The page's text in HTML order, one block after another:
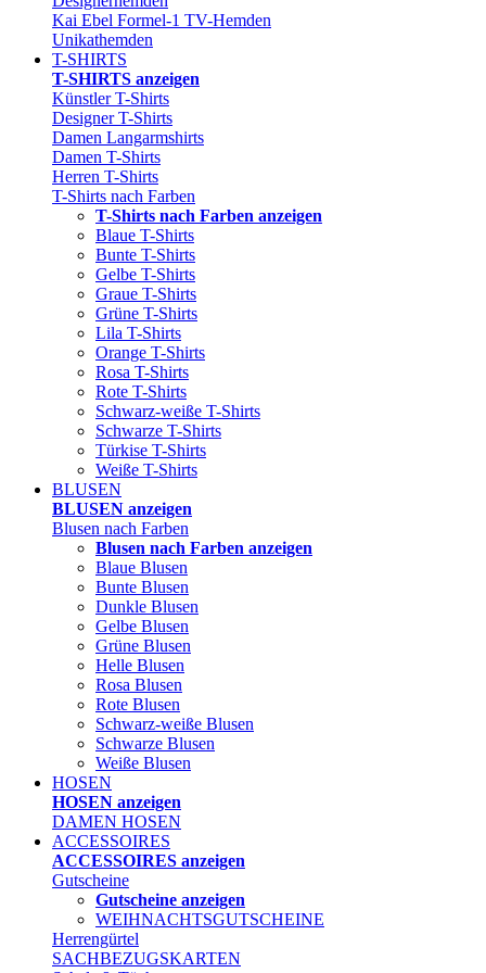
Kai Ebel Formel-1 TV-Hemden
Unikathemden
T-SHIRTS
T-SHIRTS anzeigen
Künstler T-Shirts
Designer T-Shirts
Damen Langarmshirts
Damen T-Shirts
Herren T-Shirts
T-Shirts nach Farben
T-Shirts nach Farben anzeigen
Blaue T-Shirts
Bunte T-Shirts
Gelbe T-Shirts
Graue T-Shirts
Grüne T-Shirts
Lila T-Shirts
Orange T-Shirts
Rosa T-Shirts
Rote T-Shirts
Schwarz-weiße T-Shirts
Schwarze T-Shirts
Türkise T-Shirts
Weiße T-Shirts
BLUSEN
BLUSEN anzeigen
Blusen nach Farben
Blusen nach Farben anzeigen
Blaue Blusen
Bunte Blusen
Dunkle Blusen
Gelbe Blusen
Grüne Blusen
Helle Blusen
Rosa Blusen
Rote Blusen
Schwarz-weiße Blusen
Schwarze Blusen
Weiße Blusen
HOSEN
HOSEN anzeigen
DAMEN HOSEN
ACCESSOIRES
ACCESSOIRES anzeigen
Gutscheine
Gutscheine anzeigen
WEIHNACHTSGUTSCHEINE
Herrengürtel
SACHBEZUGSKARTEN